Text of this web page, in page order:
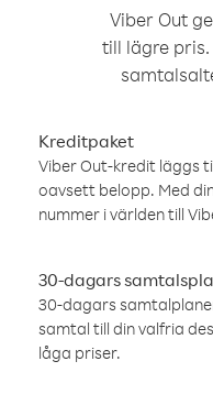
Viber Out
till lägre
Kreditpaket
Viber Out-kredit läggs
oavsett belopp. Med
nummer i världen till
30-dagars
30-dagars
samtal till din valfria
låga priser.